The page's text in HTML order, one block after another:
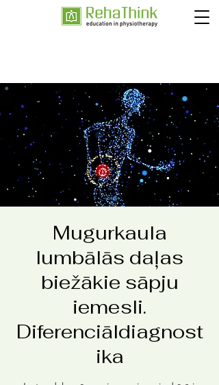
Mugurkaula
lumbālās daļas
biežākie sāpju
iemesli.
Diferenciāldiagnost
ika